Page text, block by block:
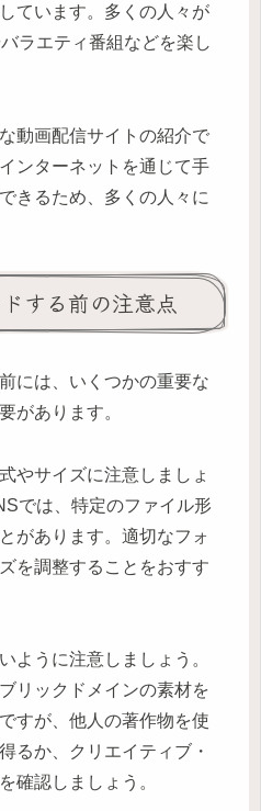
ています。多くの人々が
ラエティ番組などを楽し
動画配信サイトの紹介で
ンターネットを通じて手
きるため、多くの人々に
する前の注意点
には、いくつかの重要な
があります。
やサイズに注意しましょ
では、特定のファイル形
があります。適切なフォ
を調整することをおすす
ように注意しましょう。
リックドメインの素材を
すが、他人の著作物を使
るか、クリエイティブ・
確認しましょう。